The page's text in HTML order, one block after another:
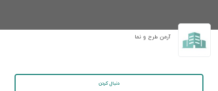
آرمن طرح و نما
دنبال کردن